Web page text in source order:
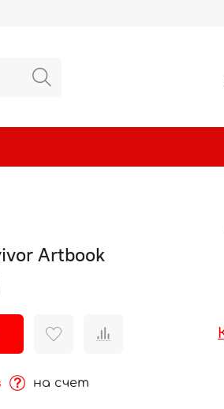
Artbook
на счет